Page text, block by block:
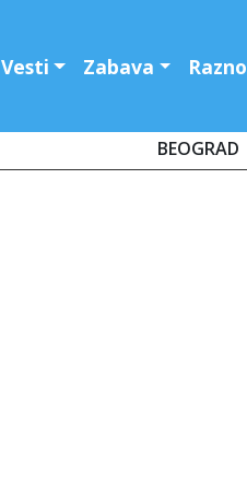
Vesti Zabava Razno
BEOGRAD